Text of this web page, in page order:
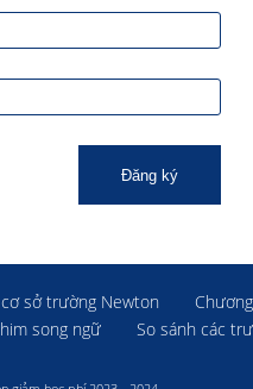
Đăng ký
cơ sở trường Newton
song ngữ So sánh các